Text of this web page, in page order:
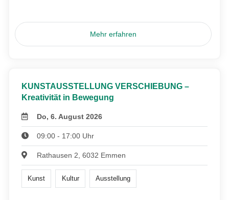
Mehr erfahren
KUNSTAUSSTELLUNG VERSCHIEBUNG –
Kreativität in Bewegung
Do, 6. August 2026
09:00 - 17:00 Uhr
Rathausen 2, 6032 Emmen
Kunst Kultur Ausstellung